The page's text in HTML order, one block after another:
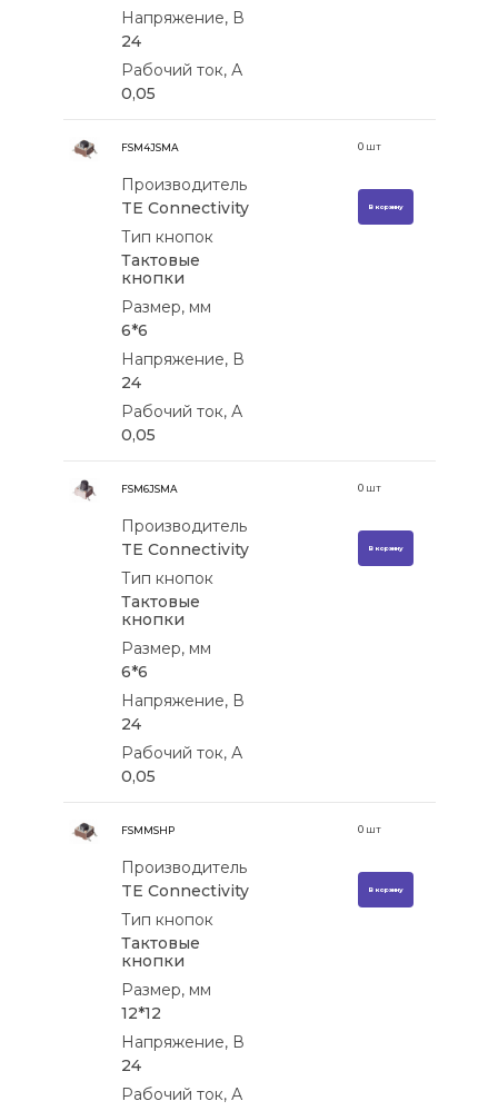
Напряжение, В
24
Рабочий ток, А
0,05
FSM4JSMA
Производитель
TE Connectivity
Тип кнопок
Тактовые
кнопки
Размер, мм
6*6
Напряжение, В
24
Рабочий ток, А
0,05
0шт
В корзину
FSM6JSMA
Производитель
TE Connectivity
Тип кнопок
Тактовые
кнопки
Размер, мм
6*6
Напряжение, В
24
Рабочий ток, А
0,05
0шт
В корзину
FSMMSHP
Производитель
TE Connectivity
Тип кнопок
Тактовые
кнопки
Размер, мм
12*12
Напряжение, В
24
Рабочий ток, А
0шт
В корзину